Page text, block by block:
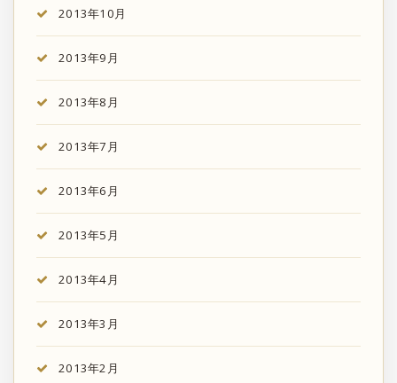
2013年10月
2013年9月
2013年8月
2013年7月
2013年6月
2013年5月
2013年4月
2013年3月
2013年2月